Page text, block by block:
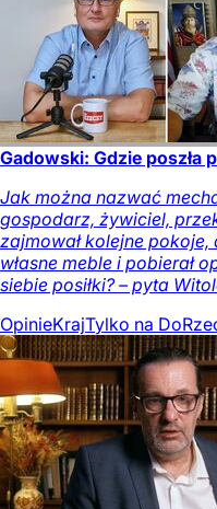
Gadowski: Gdzie poszła
Jak można nazwać
gospodarz, żywiciel,
zajmował kolejne pokoje,
własne meble i pobierał
siebie posiłki? – pyta
OpinieKrajTylko na